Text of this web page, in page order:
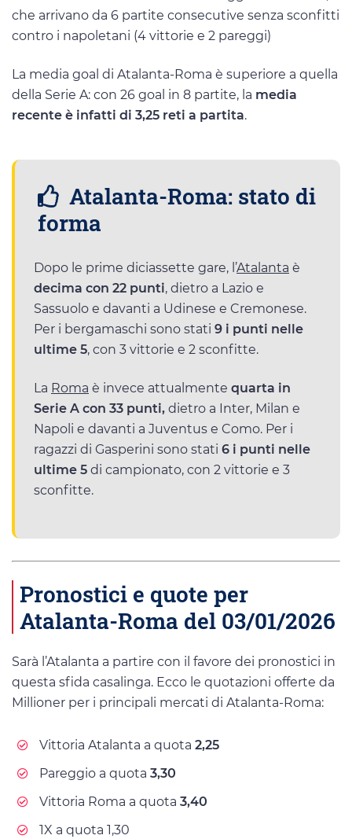
che arrivano da 6 partite consecutive senza sconfitti
contro i napoletani (4 vittorie e 2 pareggi)
La media goal di Atalanta-Roma è superiore a quella
della Serie A: con 26 goal in 8 partite, la media
recente è infatti di 3,25 reti a partita.
Atalanta-Roma: stato di
forma
Dopo le prime diciassette gare, l’Atalanta è
decima con 22 punti, dietro a Lazio e
Sassuolo e davanti a Udinese e Cremonese.
Per i bergamaschi sono stati 9 i punti nelle
ultime 5, con 3 vittorie e 2 sconfitte.
La Roma è invece attualmente quarta in
Serie A con 33 punti, dietro a Inter, Milan e
Napoli e davanti a Juventus e Como. Per i
ragazzi di Gasperini sono stati 6 i punti nelle
ultime 5 di campionato, con 2 vittorie e 3
sconfitte.
Pronostici e quote per
Atalanta-Roma del 03/01/2026
Sarà l’Atalanta a partire con il favore dei pronostici in
questa sfida casalinga. Ecco le quotazioni offerte da
Millioner per i principali mercati di Atalanta-Roma:
Vittoria Atalanta a quota 2,25
Pareggio a quota 3,30
Vittoria Roma a quota 3,40
1X a quota 1,30